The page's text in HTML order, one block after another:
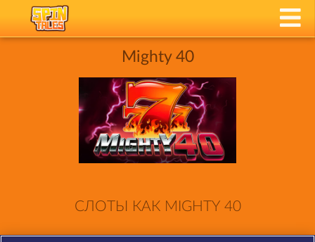
Mighty 40
СЛОТЫ КАК MIGHTY 40